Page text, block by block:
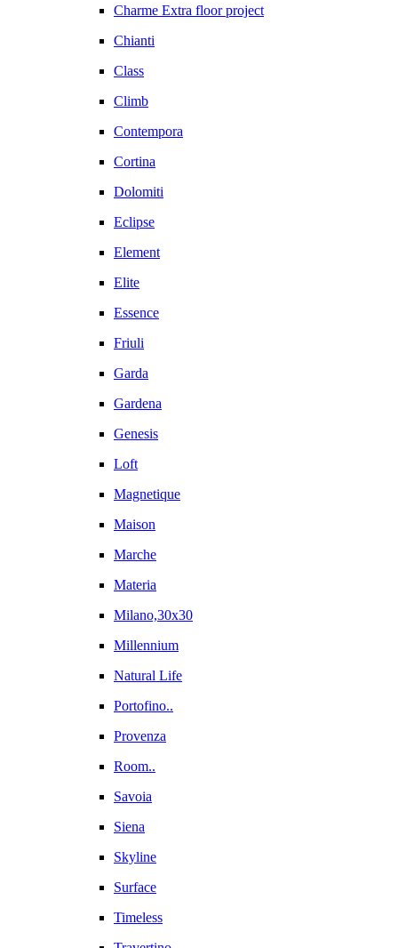
Charme Extra floor project
Chianti
Class
Climb
Contempora
Cortina
Dolomiti
Eclipse
Element
Elite
Essence
Friuli
Garda
Gardena
Genesis
Loft
Magnetique
Maison
Marche
Materia
Milano,30x30
Millennium
Natural Life
Portofino..
Provenza
Room..
Savoia
Siena
Skyline
Surface
Timeless